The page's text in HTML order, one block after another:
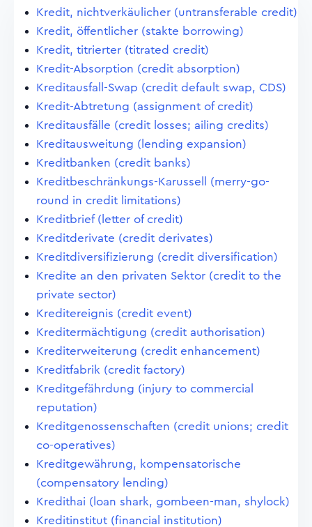
Kredit, nichtverkäulicher (untransferable credit)
Kredit, öffentlicher (stakte borrowing)
Kredit, titrierter (titrated credit)
Kredit-Absorption (credit absorption)
Kreditausfall-Swap (credit default swap, CDS)
Kredit-Abtretung (assignment of credit)
Kreditausfälle (credit losses; ailing credits)
Kreditausweitung (lending expansion)
Kreditbanken (credit banks)
Kreditbeschränkungs-Karussell (merry-go-
round in credit limitations)
Kreditbrief (letter of credit)
Kreditderivate (credit derivates)
Kreditdiversifizierung (credit diversification)
Kredite an den privaten Sektor (credit to the
private sector)
Kreditereignis (credit event)
Kreditermächtigung (credit authorisation)
Krediterweiterung (credit enhancement)
Kreditfabrik (credit factory)
Kreditgefährdung (injury to commercial
reputation)
Kreditgenossenschaften (credit unions; credit
co-operatives)
Kreditgewährung, kompensatorische
(compensatory lending)
Kredithai (loan shark, gombeen-man, shylock)
Kreditinstitut (financial institution)